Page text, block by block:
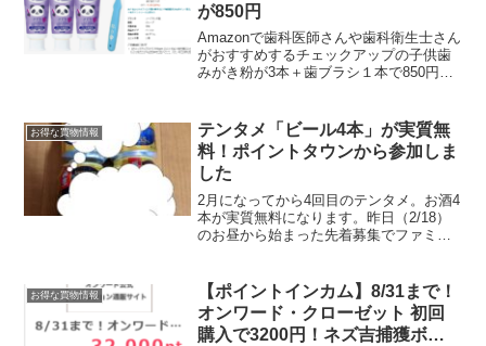
が850円
Amazonで歯科医師さんや歯科衛生士さん
がおすすめするチェックアップの子供歯
みがき粉が3本＋歯ブラシ１本で850円歯
イオン チェックアップ こども 500ppm ...
お得な買物情報
テンタメ「ビール4本」が実質無
料！ポイントタウンから参加しま
した
2月になってから4回目のテンタメ。お酒4
本が実質無料になります。昨日（2/18）
のお昼から始まった先着募集でファミマ
在はどちらも募集終了しています。拡散
禁止案件なので商...
お得な買物情報
【ポイントインカム】8/31まで！
オンワード・クローゼット 初回
購入で3200円！ネズ吉捕獲ボー